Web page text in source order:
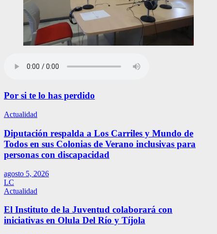
Por si te lo has perdido
Actualidad
Diputación respalda a Los Carriles y Mundo de
Todos en sus Colonias de Verano inclusivas para
personas con discapacidad
agosto 5, 2026
LC
Actualidad
El Instituto de la Juventud colaborará con
iniciativas en Olula Del Río y Tíjola